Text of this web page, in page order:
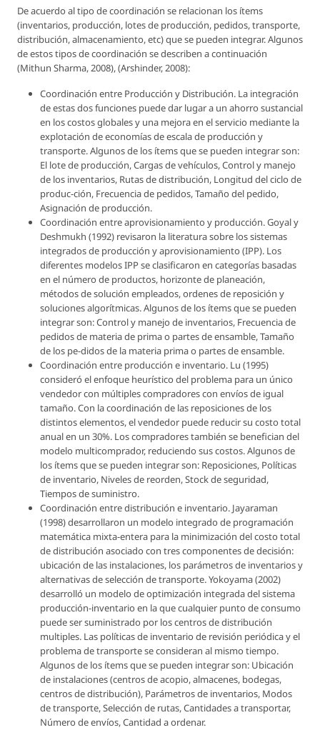
De acuerdo al tipo de coordinación se relacionan los ítems
(inventarios, producción, lotes de producción, pedidos, transporte,
distribución, almacenamiento, etc) que se pueden integrar. Algunos
de estos tipos de coordinación se describen a continuación
(Mithun Sharma, 2008), (Arshinder, 2008):
Coordinación entre Producción y Distribución. La integración
de estas dos funciones puede dar lugar a un ahorro sustancial
en los costos globales y una mejora en el servicio mediante la
explotación de economías de escala de producción y
transporte. Algunos de los ítems que se pueden integrar son:
El lote de producción, Cargas de vehículos, Control y manejo
de los inventarios, Rutas de distribución, Longitud del ciclo de
produc-ción, Frecuencia de pedidos, Tamaño del pedido,
Asignación de producción.
Coordinación entre aprovisionamiento y producción. Goyal y
Deshmukh (1992) revisaron la literatura sobre los sistemas
integrados de producción y aprovisionamiento (IPP). Los
diferentes modelos IPP se clasificaron en categorías basadas
en el número de productos, horizonte de planeación,
métodos de solución empleados, ordenes de reposición y
soluciones algorítmicas. Algunos de los ítems que se pueden
integrar son: Control y manejo de inventarios, Frecuencia de
pedidos de materia de prima o partes de ensamble, Tamaño
de los pe-didos de la materia prima o partes de ensamble.
Coordinación entre producción e inventario. Lu (1995)
consideró el enfoque heurístico del problema para un único
vendedor con múltiples compradores con envíos de igual
tamaño. Con la coordinación de las reposiciones de los
distintos elementos, el vendedor puede reducir su costo total
anual en un 30%. Los compradores también se benefician del
modelo multicomprador, reduciendo sus costos. Algunos de
los ítems que se pueden integrar son: Reposiciones, Políticas
de inventario, Niveles de reorden, Stock de seguridad,
Tiempos de suministro.
Coordinación entre distribución e inventario. Jayaraman
(1998) desarrollaron un modelo integrado de programación
matemática mixta-entera para la minimización del costo total
de distribución asociado con tres componentes de decisión:
ubicación de las instalaciones, los parámetros de inventarios y
alternativas de selección de transporte. Yokoyama (2002)
desarrolló un modelo de optimización integrada del sistema
producción-inventario en la que cualquier punto de consumo
puede ser suministrado por los centros de distribución
multiples. Las políticas de inventario de revisión periódica y el
problema de transporte se consideran al mismo tiempo.
Algunos de los ítems que se pueden integrar son: Ubicación
de instalaciones (centros de acopio, almacenes, bodegas,
centros de distribución), Parámetros de inventarios, Modos
de transporte, Selección de rutas, Cantidades a transportar,
Número de envíos, Cantidad a ordenar.